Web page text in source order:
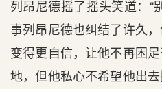
列昂尼德摇了摇头笑道：“
事列昂尼德也纠结了许久
变得更自信，让他不再困
地，但他私心不希望他出